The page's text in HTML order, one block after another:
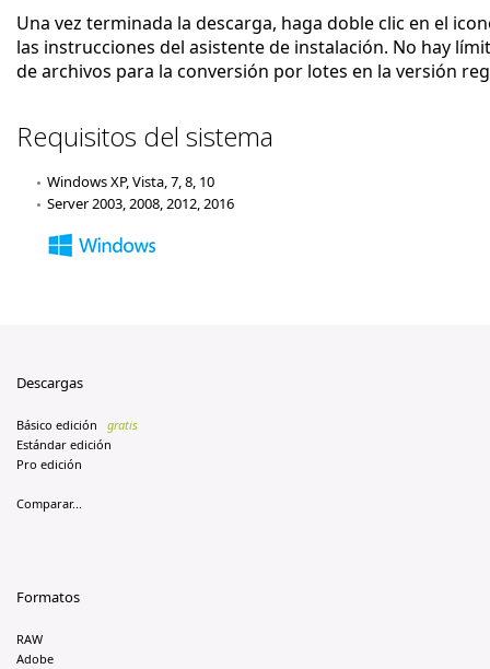
Una vez terminada la descarga, haga doble clic en el
las instrucciones del asistente de instalación. No hay
de archivos para la conversión por lotes en la versión
Requisitos del sistema
Windows XP, Vista, 7, 8, 10
Server 2003, 2008, 2012, 2016
Descargas
Básico edición
gratis
Estándar edición
Pro edición
Comparar...
Formatos
RAW
Adobe